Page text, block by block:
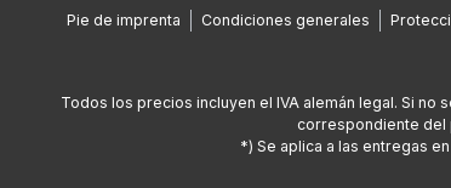
Pie de imprenta Condiciones generales
Todos los precios incluyen el IVA alemán legal. Si
correspondiente del
*) Se aplica a las entregas